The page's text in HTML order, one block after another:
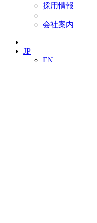
採用情報
会社案内
JP
EN